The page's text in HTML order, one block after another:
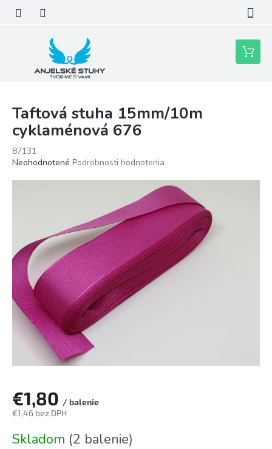
obsah
Nákupný
košík
Taftová stuha 15mm/10m
cyklaménová 676
87131
Priemerné
hviezdičiek.
Neohodnotené Podrobnosti hodnotenia
€1,80 / balenie
€1,46 bez DPH
cena:
Skladom (2 balenie)